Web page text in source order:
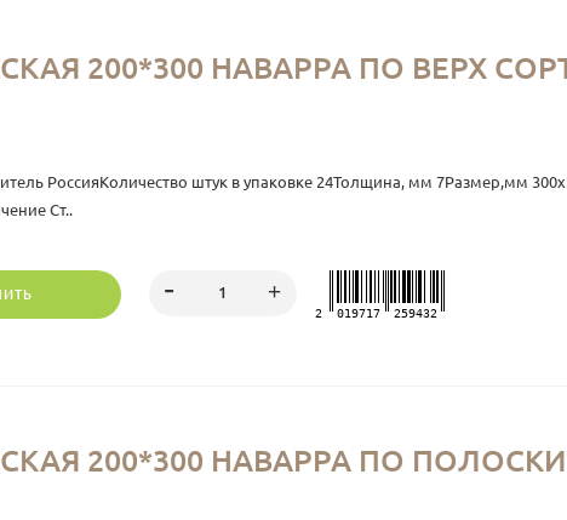
200*300 НАВАРРА ПО ВЕРХ
РоссияКоличество штук в упаковке 24Толщина, мм 7Размер,мм
Ст..
2 019717 259432
200*300 НАВАРРА ПО ПОЛОСКИ